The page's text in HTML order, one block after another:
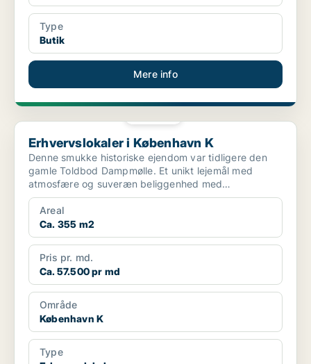
Type
Butik
Mere info
Erhvervslokaler i København K
Erhvervslokaler i København K
Denne smukke historiske ejendom var tidligere den
gamle Toldbod Dampmølle. Et unikt lejemål med
atmosfære og suveræn beliggenhed med
Amalienborg som nabo. I ...
Areal
Ca. 355 m2
Pris pr. md.
Ca. 57.500 pr md
Område
København K
Type